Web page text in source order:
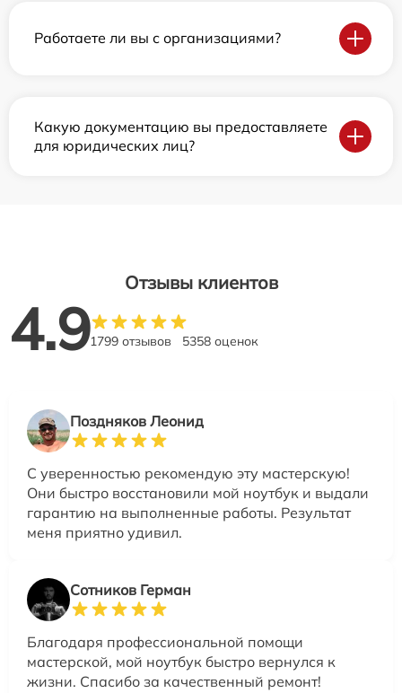
Работаете ли вы с организациями?
Какую документацию вы предоставляете
для юридических лиц?
Отзывы клиентов
4.91799 отзывов 5358 оценок
Поздняков Леонид
С уверенностью рекомендую эту мастерскую!
Они быстро восстановили мой ноутбук и выдали
гарантию на выполненные работы. Результат
меня приятно удивил.
Сотников Герман
Благодаря профессиональной помощи
мастерской, мой ноутбук быстро вернулся к
жизни. Спасибо за качественный ремонт!